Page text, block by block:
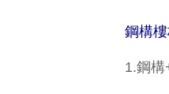
鋼構
1.鋼